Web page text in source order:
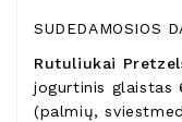
SUDEDAMOSIOS
Rutuliukai
jogurtinis glaistas
(palmių,